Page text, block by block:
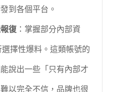
到各個平台。
復 ：掌握部分內部資
擇性爆料。這類帳號的
說出一些「只有內部才
以完全不信，品牌也很